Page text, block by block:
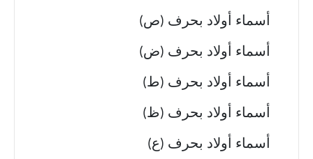
أسماء أولاد بحرف (ص)
أسماء أولاد بحرف (ض)
أسماء أولاد بحرف (ط)
أسماء أولاد بحرف (ظ)
أسماء أولاد بحرف (ع)